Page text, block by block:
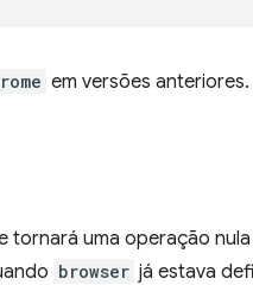
em versões
tornará uma operação
browser já estava